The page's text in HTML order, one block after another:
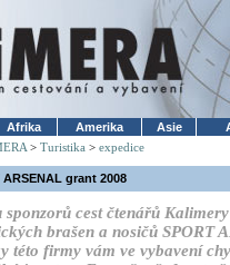
Afrika Amerika Asie
> Turistika > expedice
ARSENAL grant 2008
sponzorů cest čtenářů
brašen a nosičů SPORT
této firmy vám ve vybavení